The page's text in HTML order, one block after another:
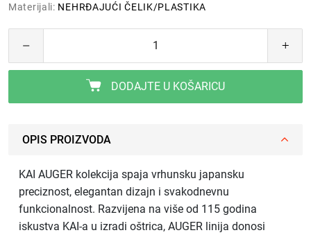
Materijali: NEHRĐAJUĆI ČELIK/PLASTIKA
DODAJTE U KOŠARICU
OPIS PROIZVODA
KAI AUGER kolekcija spaja vrhunsku japansku
preciznost, elegantan dizajn i svakodnevnu
funkcionalnost. Razvijena na više od 115 godina
iskustva KAI-a u izradi oštrica, AUGER linija donosi